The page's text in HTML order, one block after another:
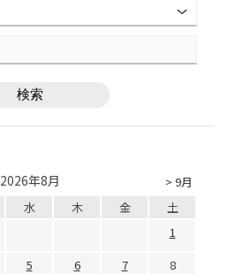
> 9月
2026年8月
水 木 金
土
1
5 6 7
8